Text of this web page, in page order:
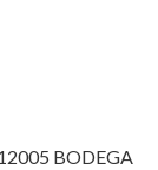
BODEGA